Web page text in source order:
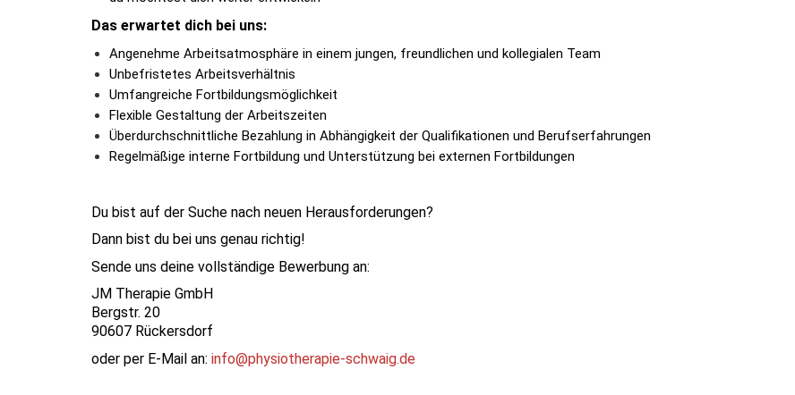
Das erwartet dich bei uns:
Angenehme Arbeitsatmosphäre in einem jungen, freundlichen und kollegialen Team
Unbefristetes Arbeitsverhältnis
Umfangreiche Fortbildungsmöglichkeit
Flexible Gestaltung der Arbeitszeiten
Überdurchschnittliche Bezahlung in Abhängigkeit der Qualifikationen und Berufserfahrungen
Regelmäßige interne Fortbildung und Unterstützung bei externen Fortbildungen
Du bist auf der Suche nach neuen Herausforderungen?
Dann bist du bei uns genau richtig!
Sende uns deine vollständige Bewerbung an:
JM Therapie GmbH
Bergstr. 20
90607 Rückersdorf
oder per E-Mail an: info@physiotherapie-schwaig.de